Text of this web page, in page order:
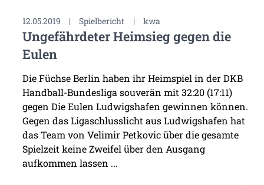
12.05.2019 | Spielbericht | kwa
Ungefährdeter Heimsieg gegen die
Eulen
Die Füchse Berlin haben ihr Heimspiel in der DKB
Handball-Bundesliga souverän mit 32:20 (17:11)
gegen Die Eulen Ludwigshafen gewinnen können.
Gegen das Ligaschlusslicht aus Ludwigshafen hat
das Team von Velimir Petkovic über die gesamte
Spielzeit keine Zweifel über den Ausgang
aufkommen lassen ...